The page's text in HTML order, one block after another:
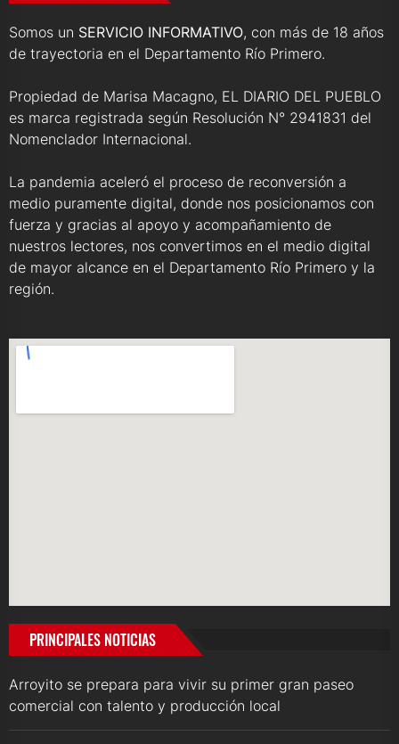
Somos un SERVICIO INFORMATIVO, con más de 18 años
de trayectoria en el Departamento Río Primero.
Propiedad de Marisa Macagno, EL DIARIO DEL PUEBLO
es marca registrada según Resolución N° 2941831 del
Nomenclador Internacional.
La pandemia aceleró el proceso de reconversión a
medio puramente digital, donde nos posicionamos con
fuerza y gracias al apoyo y acompañamiento de
nuestros lectores, nos convertimos en el medio digital
de mayor alcance en el Departamento Río Primero y la
región.
PRINCIPALES NOTICIAS
Arroyito se prepara para vivir su primer gran paseo
comercial con talento y producción local